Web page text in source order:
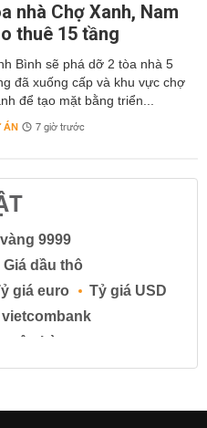
nhà Chợ Xanh, Nam
thuê 15 tầng
Bình sẽ phá dỡ 2 tòa nhà 5
đã xuống cấp và khu vực chợ
để tạo mặt bằng triển...
ÁN 7 giờ trước
9999
Giá dầu thô
giá euro
Tỷ giá USD
hàng
tiền gửi